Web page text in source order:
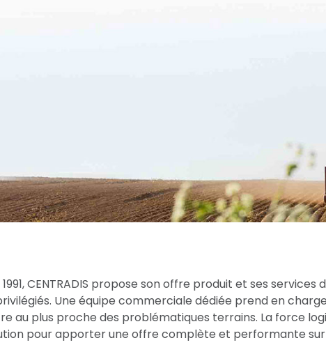
CENTRADIS propose son offre produit et ses services
Une équipe commerciale dédiée prend en
au plus proche des problématiques terrains. La force
pour apporter une offre complète et performante